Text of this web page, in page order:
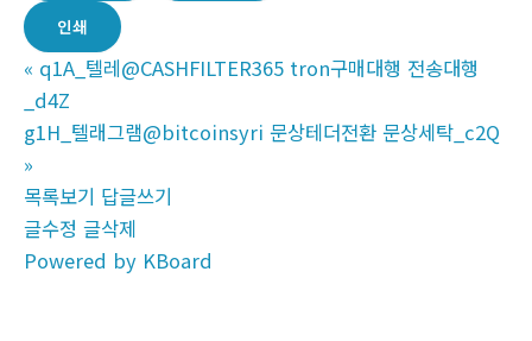
인쇄
« q1A_텔레@CASHFILTER365 tron구매대행 전송대행
_d4Z
g1H_텔래그램@bitcoinsyri 문상테더전환 문상세탁_c2Q
»
목록보기 답글쓰기
글수정 글삭제
Powered by KBoard